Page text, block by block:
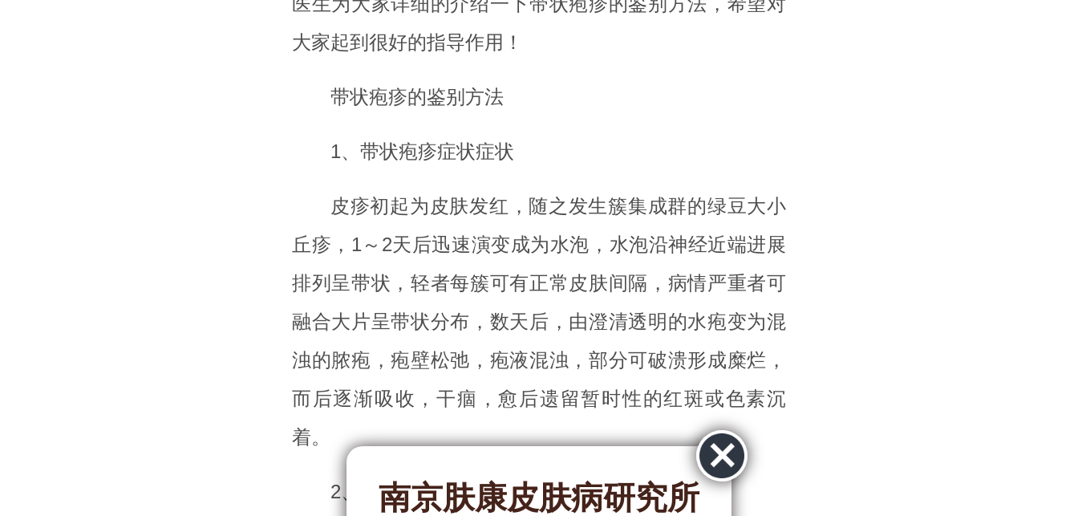
大家起到很好的指导作用！
带状疱疹的鉴别方法
1、带状疱疹症状症状
皮疹初起为皮肤发红，随之发生簇集成群的绿豆大小
丘疹，1～2天后迅速演变成为水泡，水泡沿神经近端进展
排列呈带状，轻者每簇可有正常皮肤间隔，病情严重者可
融合大片呈带状分布，数天后，由澄清透明的水疱变为混
浊的脓疱，疱壁松弛，疱液混浊，部分可破溃形成糜烂，
而后逐渐吸收，干痼，愈后遗留暂时性的红斑或色素沉
着。
2、带状疱疹的自觉症状
南京肤康皮肤病研究所